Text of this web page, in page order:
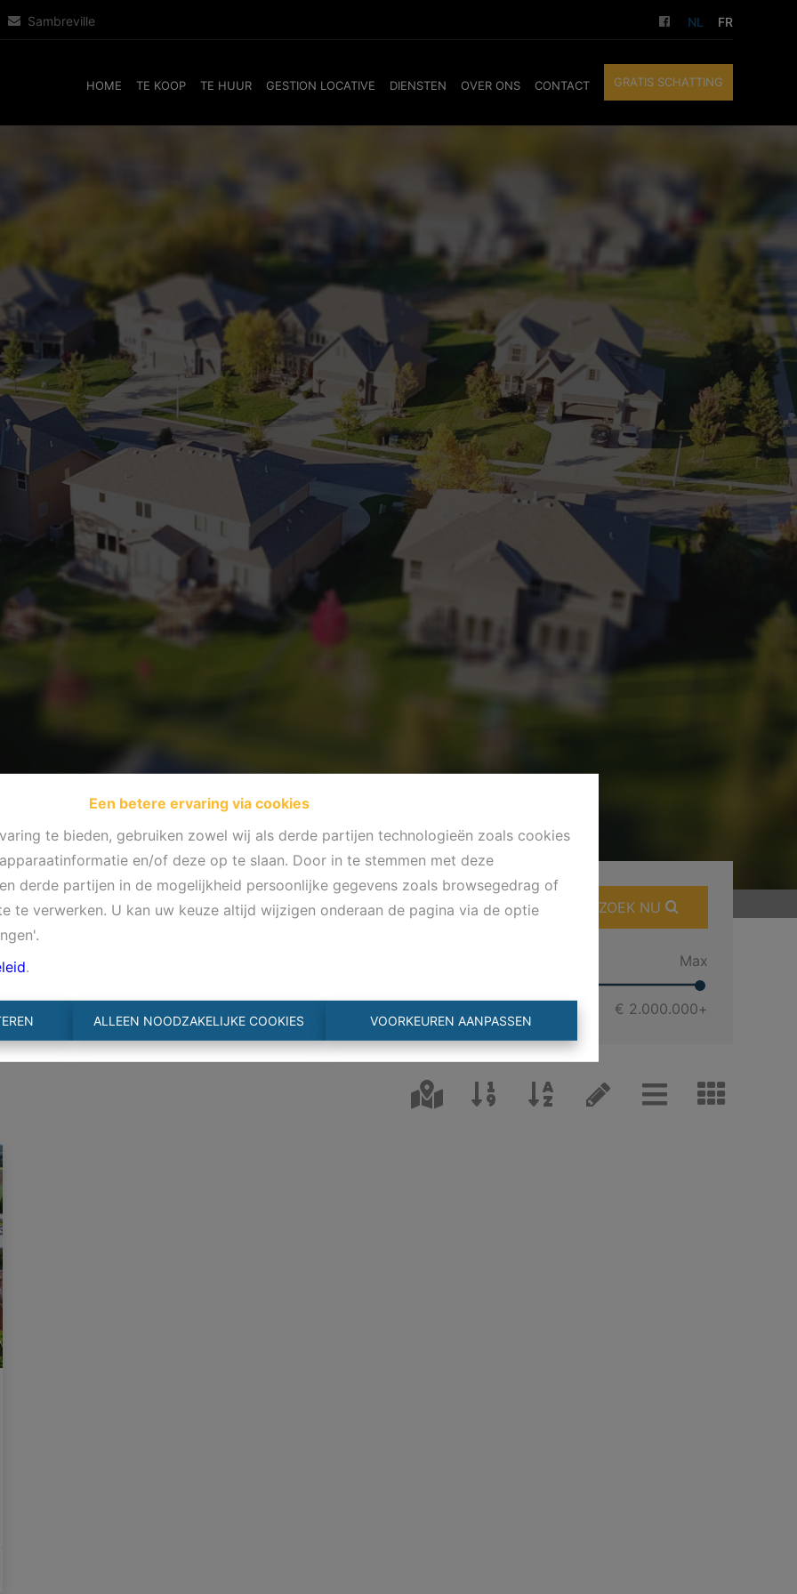
Een betere ervaring via cookies
te bieden, gebruiken zowel wij als derde partijen technologieën zoals cookies
en/of deze op te slaan. Door in te stemmen met deze
derde partijen in de mogelijkheid persoonlijke gegevens zoals browsegedrag of
te verwerken. U kan uw keuze altijd wijzigen onderaan de pagina via de optie
.
ALLEEN NOODZAKELIJKE COOKIES VOORKEUREN AANPASSEN
Sambreville NL FR
HOME TE KOOP TE HUUR GESTION LOCATIVE DIENSTEN OVER ONS CONTACT GRATIS SCHATTING
ZOEK NU
Max
€ 2.000.000+